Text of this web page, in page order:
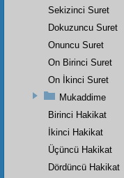
Sekizinci Suret
Dokuzuncu Suret
Onuncu Suret
On Birinci Suret
On İkinci Suret
Mukaddime
Birinci Hakikat
İkinci Hakikat
Üçüncü Hakikat
Dördüncü Hakikat